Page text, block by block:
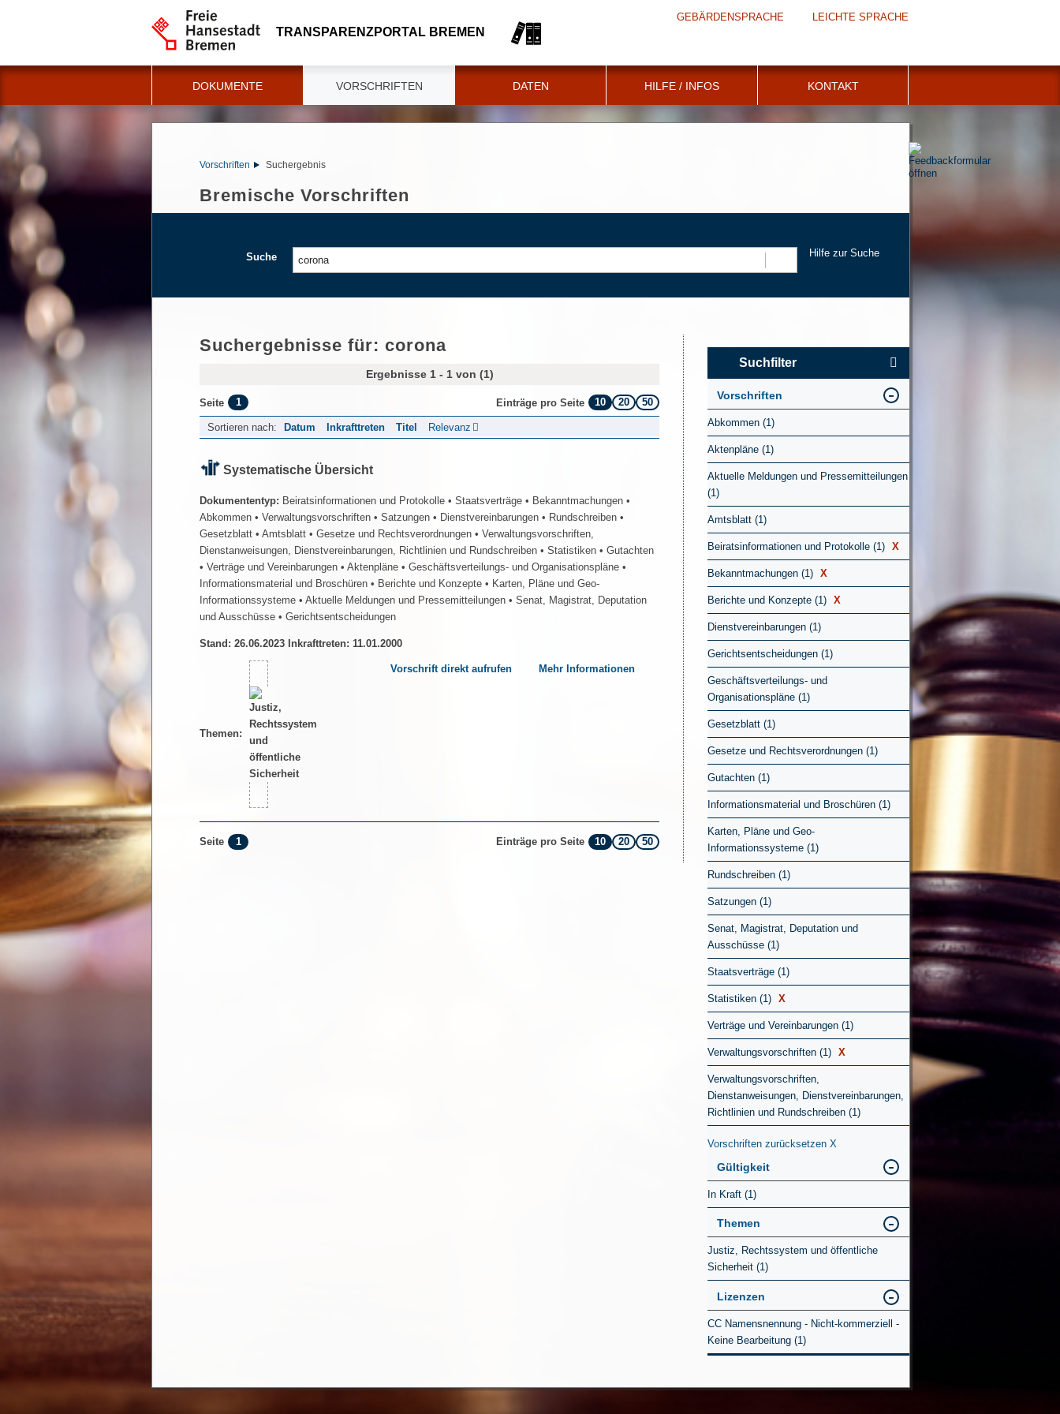
TRANSPARENZPORTAL BREMEN
GEBÄRDENSPRACHE LEICHTE SPRACHE
DOKUMENTE VORSCHRIFTEN DATEN HILFE / INFOS KONTAKT
Vorschriften Suchergebnis
Bremische Vorschriften
Suche
Hilfe zur Suche
Suchergebnisse für: corona
Ergebnisse 1 - 1 von (1)
Seite 1 Einträge pro Seite 10 20 50
Sortieren nach: Datum Inkrafttreten Titel Relevanz
Systematische Übersicht
Dokumententyp: Beiratsinformationen und Protokolle • Staatsverträge • Bekanntmachungen •
Abkommen • Verwaltungsvorschriften • Satzungen • Dienstvereinbarungen • Rundschreiben •
Gesetzblatt • Amtsblatt • Gesetze und Rechtsverordnungen • Verwaltungsvorschriften,
Dienstanweisungen, Dienstvereinbarungen, Richtlinien und Rundschreiben • Statistiken • Gutachten
• Verträge und Vereinbarungen • Aktenpläne • Geschäftsverteilungs- und Organisationspläne •
Informationsmaterial und Broschüren • Berichte und Konzepte • Karten, Pläne und Geo-
Informationssysteme • Aktuelle Meldungen und Pressemitteilungen • Senat, Magistrat, Deputation
und Ausschüsse • Gerichtsentscheidungen
Stand: 26.06.2023 Inkrafttreten: 11.01.2000
Themen:
Vorschrift direkt aufrufen Mehr Informationen
Seite 1 Einträge pro Seite 10 20 50
Suchfilter
Vorschriften
Abkommen (1)
Aktenpläne (1)
Aktuelle Meldungen und Pressemitteilungen
(1)
Amtsblatt (1)
Beiratsinformationen und Protokolle (1) X
Bekanntmachungen (1) X
Berichte und Konzepte (1) X
Dienstvereinbarungen (1)
Gerichtsentscheidungen (1)
Geschäftsverteilungs- und
Organisationspläne (1)
Gesetzblatt (1)
Gesetze und Rechtsverordnungen (1)
Gutachten (1)
Informationsmaterial und Broschüren (1)
Karten, Pläne und Geo-
Informationssysteme (1)
Rundschreiben (1)
Satzungen (1)
Senat, Magistrat, Deputation und
Ausschüsse (1)
Staatsverträge (1)
Statistiken (1) X
Verträge und Vereinbarungen (1)
Verwaltungsvorschriften (1) X
Verwaltungsvorschriften,
Dienstanweisungen, Dienstvereinbarungen,
Richtlinien und Rundschreiben (1)
Vorschriften zurücksetzen X
Gültigkeit
In Kraft (1)
Themen
Justiz, Rechtssystem und öffentliche
Sicherheit (1)
Lizenzen
CC Namensnennung - Nicht-kommerziell -
Keine Bearbeitung (1)